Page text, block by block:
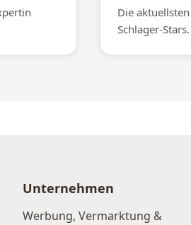
Die
Schlager-Stars.
Unternehmen
Werbung, Vermarktung &